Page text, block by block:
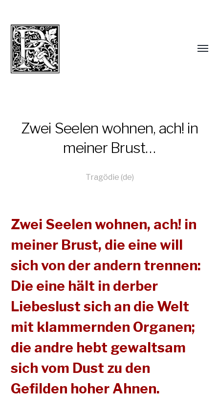
Zwei Seelen wohnen, ach! in
meiner Brust…
Tragödie (de)
Zwei Seelen wohnen, ach! in
meiner Brust, die eine will
sich von der andern trennen:
Die eine hält in derber
Liebeslust sich an die Welt
mit klammernden Organen;
die andre hebt gewaltsam
sich vom Dust zu den
Gefilden hoher Ahnen.